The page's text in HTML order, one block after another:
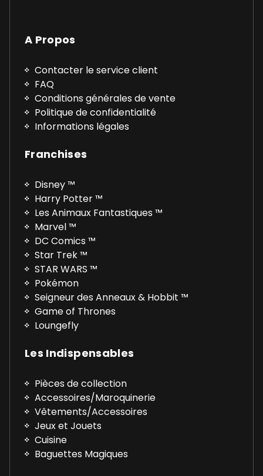
A Propos
Contacter le service client
FAQ
Conditions générales de vente
Politique de confidentialité
Informations légales
Franchises
Disney ™
Harry Potter ™
Les Animaux Fantastiques ™
Marvel ™
DC Comics ™
Star Trek ™
STAR WARS ™
Pokémon
Seigneur des Anneaux & Hobbit ™
Game of Thrones
Loungefly
Les Indispensables
Pièces de collection
Accessoires/Maroquinerie
Vêtements/Accessoires
Jeux et Jouets
Cuisine
Baguettes Magiques